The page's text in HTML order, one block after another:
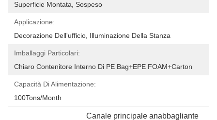
Superficie Montata, Sospeso
Applicazione:
Decorazione Dell'ufficio, Illuminazione Della Stanza
Imballaggi Particolari:
Chiaro Contenitore Interno Di PE Bag+EPE FOAM+Carton
Capacità Di Alimentazione:
100Tons/Month
Canale principale anabbagliante